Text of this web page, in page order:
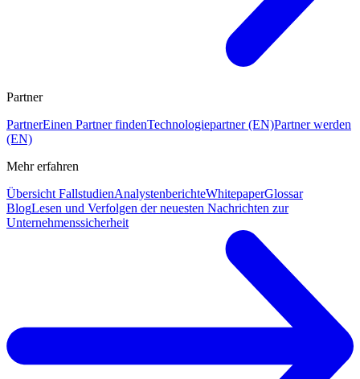
Partner
PartnerEinen Partner findenTechnologiepartner (EN)Partner werden
(EN)
Mehr erfahren
Übersicht FallstudienAnalystenberichteWhitepaperGlossar
BlogLesen und Verfolgen der neuesten Nachrichten zur
Unternehmenssicherheit